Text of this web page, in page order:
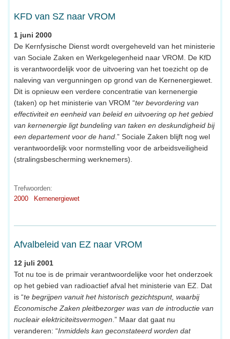
KFD van SZ naar VROM
1 juni 2000
De Kernfysische Dienst wordt overgeheveld van het ministerie
van Sociale Zaken en Werkgelegenheid naar VROM. De KfD
is verantwoordelijk voor de uitvoering van het toezicht op de
naleving van vergunningen op grond van de Kernenergiewet.
Dit is opnieuw een verdere concentratie van kernenergie
(taken) op het ministerie van VROM “ter bevordering van
effectiviteit en eenheid van beleid en uitvoering op het gebied
van kernenergie ligt bundeling van taken en deskundigheid bij
een departement voor de hand .” Sociale Zaken blijft nog wel
verantwoordelijk voor normstelling voor de arbeidsveiligheid
(stralingsbescherming werknemers).
Trefwoorden:
2000
Kernenergiewet
Afvalbeleid van EZ naar VROM
12 juli 2001
Tot nu toe is de primair verantwoordelijke voor het onderzoek
op het gebied van radioactief afval het ministerie van EZ. Dat
is “te begrijpen vanuit het historisch gezichtspunt, waarbij
Economische Zaken pleitbezorger was van de introductie van
nucleair elektriciteitsvermogen.” Maar dat gaat nu
veranderen: “Inmiddels kan geconstateerd worden dat